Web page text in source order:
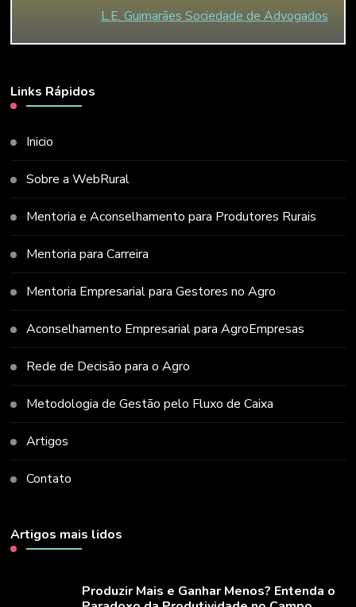
L.E. Guimarães Sociedade de Advogados
Links Rápidos
Inicio
Sobre a WebRural
Mentoria e Aconselhamento para Produtores Rurais
Mentoria para Carreira
Mentoria Empresarial para Gestores no Agro
Aconselhamento Empresarial para AgroEmpresas
Rede de Decisão para o Agro
Metodologia de Gestão pelo Fluxo de Caixa
Artigos
Contato
Artigos mais lidos
Produzir Mais e Ganhar Menos? Entenda o